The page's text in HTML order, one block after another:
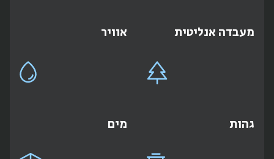
מעבדה אנליטית אוויר
גהות מים